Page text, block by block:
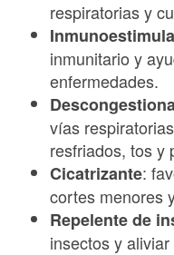
respiratorias y
inmunitario y
enfermedades.
vías
resfriados, tos y
Cicatrizante:
cortes menores
Repelente de
insectos y